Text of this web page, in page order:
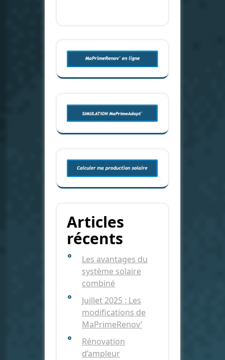
Articles
récents
Les avantages du
système solaire
combiné
Juillet 2025 : Les
modifications de
MaPrimeRenov’
Rénovation
d’ampleur